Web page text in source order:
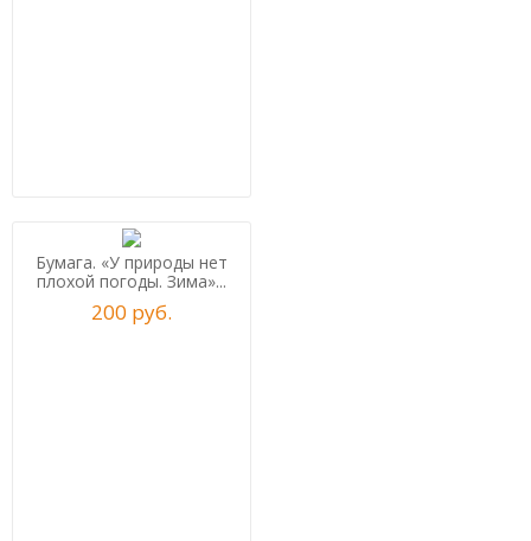
Бумага. «У природы нет
плохой погоды. Зима»...
200 руб.